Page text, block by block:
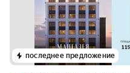
последнее предложение